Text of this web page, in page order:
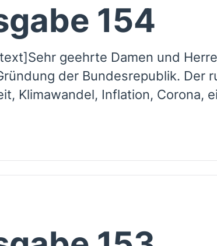
154
geehrte Damen und
der Bundesrepublik. Der
Klimawandel, Inflation, Corona,